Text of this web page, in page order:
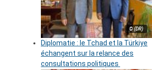
© (DR)
Diplomatie : le Tchad et la Türkiye
échangent sur la relance des
consultations politiques